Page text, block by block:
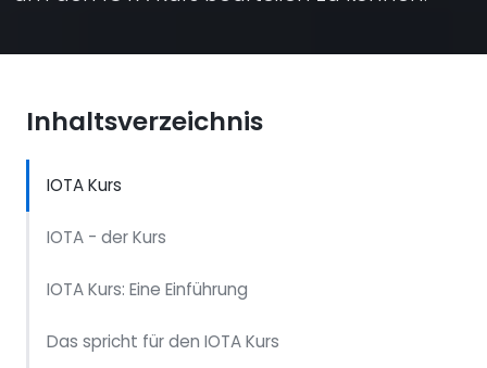
Inhaltsverzeichnis
IOTA Kurs
IOTA - der Kurs
IOTA Kurs: Eine Einführung
Das spricht für den IOTA Kurs